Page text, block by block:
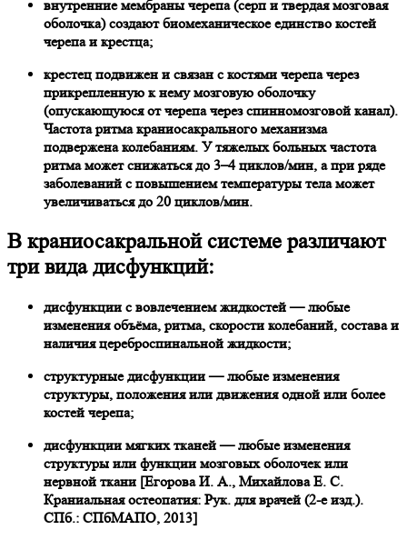
внутренние мембраны черепа (серп и твердая мозговая
оболочка) создают биомеханическое единство костей
черепа и крестца;
крестец подвижен и связан с костями черепа через
прикрепленную к нему мозговую оболочку
(опускающуюся от черепа через спинномозговой канал).
Частота ритма краниосакрального механизма
подвержена колебаниям. У тяжелых больных частота
ритма может снижаться до 3–4 циклов/мин, а при ряде
заболеваний с повышением температуры тела может
увеличиваться до 20 циклов/мин.
В краниосакральной системе различают
три вида дисфункций:
дисфункции с вовлечением жидкостей — любые
изменения объёма, ритма, скорости колебаний, состава и
наличия цереброспинальной жидкости;
структурные дисфункции — любые изменения
структуры, положения или движения одной или более
костей черепа;
дисфункции мягких тканей — любые изменения
структуры или функции мозговых оболочек или
нервной ткани [Егорова И. А., Михайлова Е. С.
Краниальная остеопатия: Рук. для врачей (2-е изд.).
СПб.: СПбМАПО, 2013]